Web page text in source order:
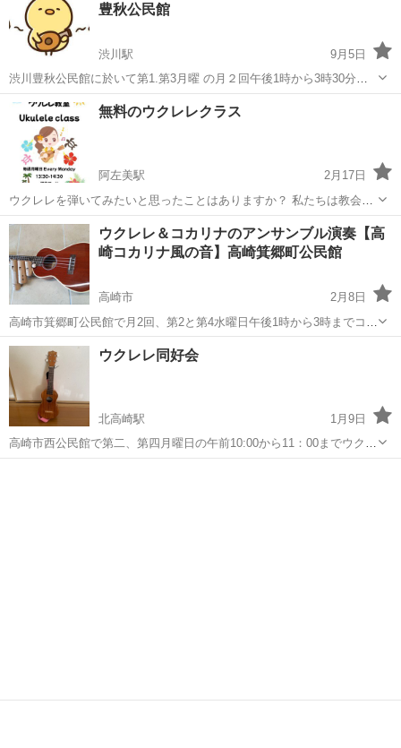
豊秋公民館
渋川駅
9月5日
渋川豊秋公民館に於いて第1.第3月曜 の月２回午後1時から3時30分ま
でウクレレ愛好者が集い演奏（主に弾き語り）歌の好きな方は（ボー
カル）を行なっています 現在60歳代から70歳代の男女11名が市内、市
外を問わず来館しウク...
群馬 渋川市 渋川駅 ウクレレ
無料のウクレレクラス
阿左美駅
2月17日
ウクレレを弾いてみたいと思ったことはありますか？ 私たちは教会の
ボランティアであり、他の人のために何かをするのが大好きです。私
たちが好きなものは音楽です！私たちや友達と一緒に音楽を楽しみま
しょう！毎週月曜日の午後1時3...
群馬 桐生市 阿左美駅 ウクレレ 教会
ウクレレ＆コカリナのアンサンブル演奏【高
崎コカリナ風の音】高崎箕郷町公民館
高崎市
2月8日
高崎市箕郷町公民館で月2回、第2と第4水曜日午後1時から3時までコカ
リナ＆ウクレレ愛好者が集い2種類の楽器でアンサンブル演奏をおこな
っています ◎コカリナは「上皇后、美智子さまが吹かれているので有
名になりましたね」 ◎東...
群馬 高崎市 ウクレレ サークル
ウクレレ同好会
北高崎駅
1月9日
高崎市西公民館で第二、第四月曜日の午前10:00から11：00までウクレ
レの練習をしているウクレレ同好会です。 会費は、月2000円です。